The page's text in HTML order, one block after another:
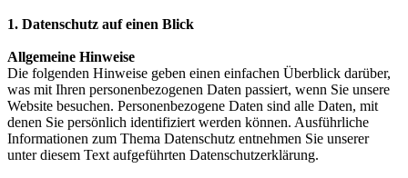
1. Datenschutz auf einen Blick
Allgemeine Hinweise
Die folgenden Hinweise geben einen einfachen Überblick darüber,
was mit Ihren personenbezogenen Daten passiert, wenn Sie unsere
Website besuchen. Personenbezogene Daten sind alle Daten, mit
denen Sie persönlich identifiziert werden können. Ausführliche
Informationen zum Thema Datenschutz entnehmen Sie unserer
unter diesem Text aufgeführten Datenschutzerklärung.